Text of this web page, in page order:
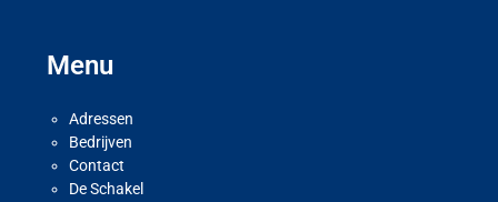
Menu
Adressen
Bedrijven
Contact
De Schakel